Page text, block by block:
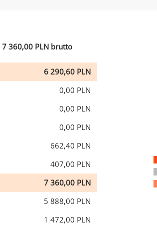
7 360,00 PLN brutto
6 290,60 PLN
0,00 PLN
0,00 PLN
0,00 PLN
662,40 PLN
407,00 PLN
7 360,00 PLN
5 888,00 PLN
1 472,00 PLN